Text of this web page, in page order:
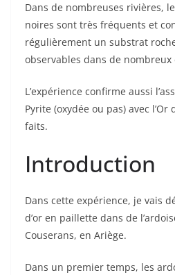
Dans de nombreuses rivières,
noires sont très fréquents et
régulièrement un substrat
observables dans de nombreux
L’expérience confirme aussi
Pyrite (oxydée ou pas) avec
faits.
Introduction
Dans cette expérience, je vais
d’or en paillette dans de
Couserans, en Ariège.
Dans un premier temps, les